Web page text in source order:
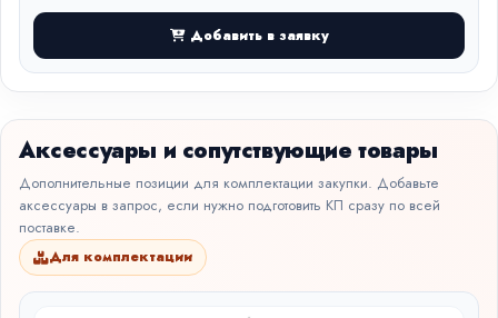
Добавить в заявку
Аксессуары и сопутствующие товары
Дополнительные позиции для комплектации закупки. Добавьте
аксессуары в запрос, если нужно подготовить КП сразу по всей
поставке.
Для комплектации